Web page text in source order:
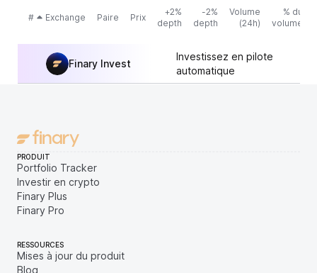
# Exchange Paire Prix
+2%
depth
-2%
depth
Volume
(24h)
% du
volume
Finary Invest
Investissez en pilote
automatique
PRODUIT
Portfolio Tracker
Investir en crypto
Finary Plus
Finary Pro
RESSOURCES
Mises à jour du produit
Blog